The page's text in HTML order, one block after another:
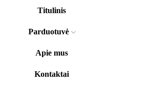
Titulinis
Parduotuvė
Apie mus
Kontaktai